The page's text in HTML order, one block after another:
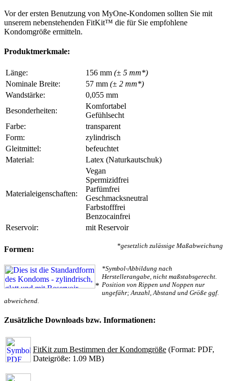
Vor der ersten Benutzung von MyOne-Kondomen sollten Sie mit
unserem nebenstehenden FitKit™ die für Sie empfohlene
Kondomgröße ermitteln.
Produktmerkmale:
Länge: 156 mm (± 5 mm*)
Nominale Breite:
57 mm (± 2 mm*)
Wandstärke:
0,055 mm
Besonderheiten:
Komfortabel
Gefühlsecht
Farbe:
transparent
Form:
zylindrisch
Gleitmittel:
befeuchtet
Material:
Latex (Naturkautschuk)
Materialeigenschaften:
Vegan
Spermizidfrei
Parfümfrei
Geschmacksneutral
Farbstofffrei
Benzocainfrei
Reservoir:
mit Reservoir
*gesetzlich zulässige Maßabweichung
Formen:
*
*Symbol-Abbildung nach
Herstellerangabe, nicht maßstabsgerecht.
Position von Rippen und Noppen nur
ungefähr; Anzahl, Abstand und Größe ggf.
abweichend.
Zusätzliche Downloads bzw. Informationen:
FitKit zum Bestimmen der Kondomgröße (Format: PDF,
Dateigröße: 1.09 MB)